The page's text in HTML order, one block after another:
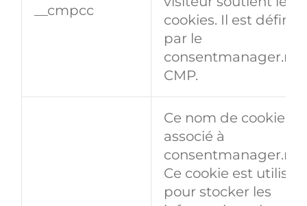
__cmpcc
cookies. Il est défini
par le
consentmanager.net
CMP.
Ce nom de cookie
associé à
Ce cookie est utilisé
pour stocker les